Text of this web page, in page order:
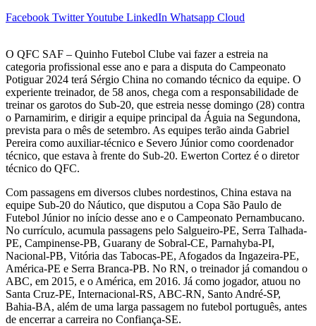
Facebook TwitterYoutube LinkedIn Whatsapp Cloud
O QFC SAF – Quinho Futebol Clube vai fazer a estreia na
categoria profissional esse ano e para a disputa do Campeonato
Potiguar 2024 terá Sérgio China no comando técnico da equipe. O
experiente treinador, de 58 anos, chega com a responsabilidade de
treinar os garotos do Sub-20, que estreia nesse domingo (28) contra
o Parnamirim, e dirigir a equipe principal da Águia na Segundona,
prevista para o mês de setembro. As equipes terão ainda Gabriel
Pereira como auxiliar-técnico e Severo Júnior como coordenador
técnico, que estava à frente do Sub-20. Ewerton Cortez é o diretor
técnico do QFC.
Com passagens em diversos clubes nordestinos, China estava na
equipe Sub-20 do Náutico, que disputou a Copa São Paulo de
Futebol Júnior no início desse ano e o Campeonato Pernambucano.
No currículo, acumula passagens pelo Salgueiro-PE, Serra Talhada-
PE, Campinense-PB, Guarany de Sobral-CE, Parnahyba-PI,
Nacional-PB, Vitória das Tabocas-PE, Afogados da Ingazeira-PE,
América-PE e Serra Branca-PB. No RN, o treinador já comandou o
ABC, em 2015, e o América, em 2016. Já como jogador, atuou no
Santa Cruz-PE, Internacional-RS, ABC-RN, Santo André-SP,
Bahia-BA, além de uma larga passagem no futebol português, antes
de encerrar a carreira no Confiança-SE.